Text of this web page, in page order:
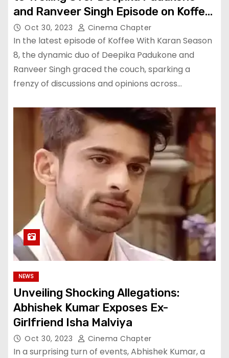
and Ranveer Singh Episode on Koffee
With Karan Season 8
Oct 30, 2023 Cinema Chapter
In the latest episode of Koffee With Karan Season
8, the dynamic duo of Deepika Padukone and
Ranveer Singh graced the couch, sparking a
frenzy of discussions and opinions across…
NEWS
Unveiling Shocking Allegations:
Abhishek Kumar Exposes Ex-
Girlfriend Isha Malviya
Oct 30, 2023 Cinema Chapter
In a surprising turn of events, Abhishek Kumar, a